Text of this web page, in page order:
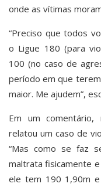
onde as vítimas
“Preciso que todos
o Ligue 180 (para
100 (no caso de
período em que
maior. Me ajudem”,
Em um comentário,
relatou um caso de
“Mas como se faz
maltrata fisicamente
ele tem 190 1,90m